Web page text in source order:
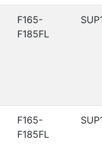
F165-
F185FL
F165-
F185FL